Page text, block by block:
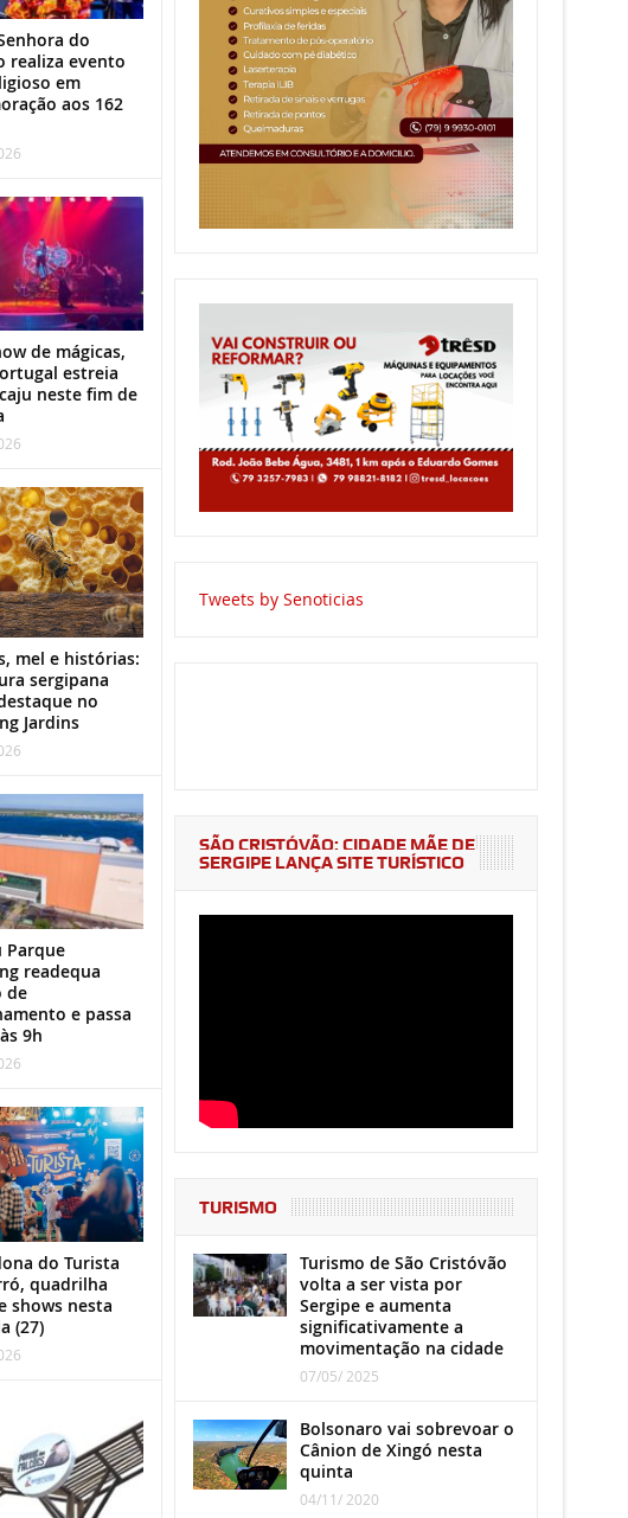
do
realiza evento
em
aos 162
de mágicas,
estreia
neste fim de
mel e histórias:
sergipana
no
Jardins
Parque
readequa
de
e passa
9h
do Turista
quadrilha
shows nesta
(27)
Tweets by Senoticias
SÃO CRISTÓVÃO: CIDADE MÃE DE
SERGIPE LANÇA SITE TURÍSTICO
TURISMO
Turismo de São Cristóvão
volta a ser vista por
Sergipe e aumenta
significativamente a
movimentação na cidade
07/05/ 2025
Bolsonaro vai sobrevoar o
Cânion de Xingó nesta
quinta
04/11/ 2020